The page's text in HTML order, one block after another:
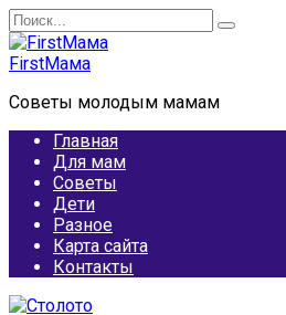
Перейти
к
содержанию
Search
for:
FirstМама
Советы молодым мамам
Главная
Для мам
Советы
Дети
Разное
Карта сайта
Контакты